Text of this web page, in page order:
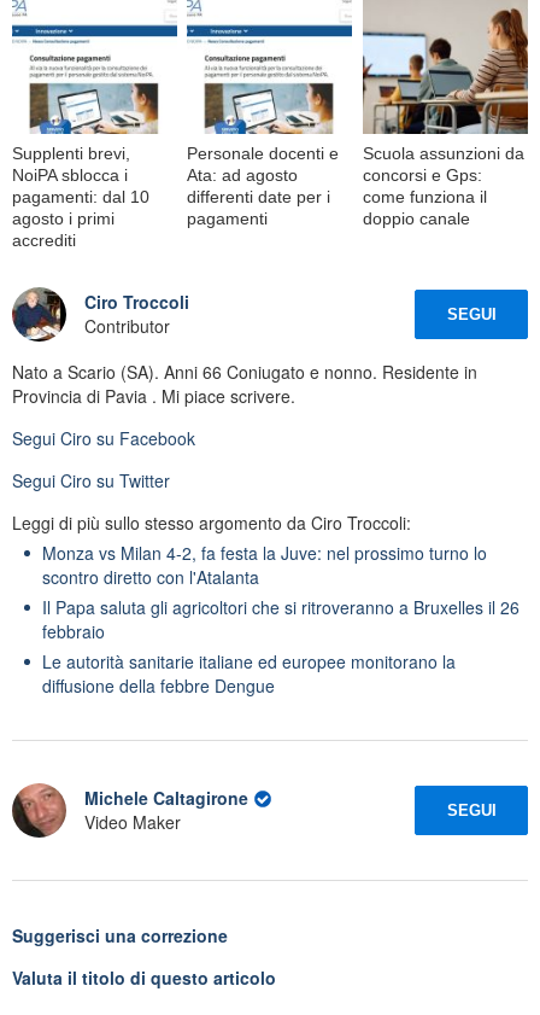
Supplenti brevi,
NoiPA sblocca i
pagamenti: dal 10
agosto i primi
accrediti
Personale docenti e
Ata: ad agosto
differenti date per i
pagamenti
Scuola assunzioni da
concorsi e Gps:
come funziona il
doppio canale
Ciro Troccoli
Contributor
SEGUI
Nato a Scario (SA). Anni 66 Coniugato e nonno. Residente in
Provincia di Pavia . Mi piace scrivere.
Segui Ciro su Facebook
Segui Ciro su Twitter
Leggi di più sullo stesso argomento da Ciro Troccoli:
Monza vs Milan 4-2, fa festa la Juve: nel prossimo turno lo
scontro diretto con l'Atalanta
Il Papa saluta gli agricoltori che si ritroveranno a Bruxelles il 26
febbraio
Le autorità sanitarie italiane ed europee monitorano la
diffusione della febbre Dengue
Michele Caltagirone
Video Maker
SEGUI
Suggerisci una correzione
Valuta il titolo di questo articolo